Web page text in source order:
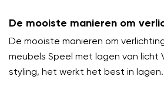
De mooiste manieren om
combineren met meubels
De mooiste manieren om
meubels Speel met lagen van licht
styling, het werkt het best in lagen.